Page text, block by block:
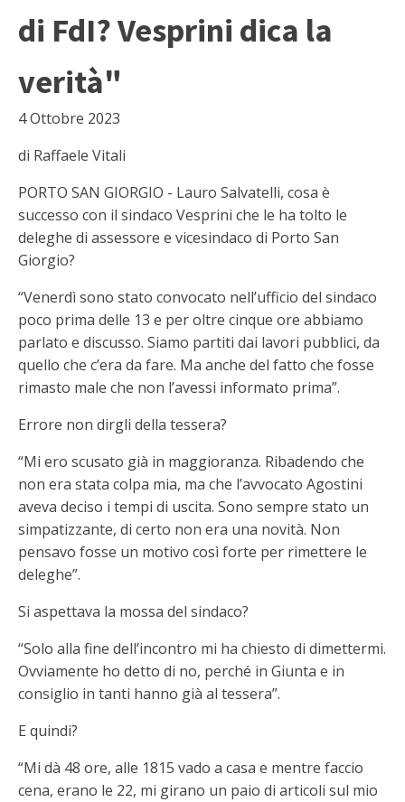
di FdI? Vesprini dica la
verità"
4 Ottobre 2023
di Raffaele Vitali
PORTO SAN GIORGIO - Lauro Salvatelli, cosa è
successo con il sindaco Vesprini che le ha tolto le
deleghe di assessore e vicesindaco di Porto San
Giorgio?
“Venerdì sono stato convocato nell’ufficio del sindaco
poco prima delle 13 e per oltre cinque ore abbiamo
parlato e discusso. Siamo partiti dai lavori pubblici, da
quello che c’era da fare. Ma anche del fatto che fosse
rimasto male che non l’avessi informato prima”.
Errore non dirgli della tessera?
“Mi ero scusato già in maggioranza. Ribadendo che
non era stata colpa mia, ma che l’avvocato Agostini
aveva deciso i tempi di uscita. Sono sempre stato un
simpatizzante, di certo non era una novità. Non
pensavo fosse un motivo così forte per rimettere le
deleghe”.
Si aspettava la mossa del sindaco?
“Solo alla fine dell’incontro mi ha chiesto di dimettermi.
Ovviamente ho detto di no, perché in Giunta e in
consiglio in tanti hanno già al tessera”.
E quindi?
“Mi dà 48 ore, alle 1815 vado a casa e mentre faccio
cena, erano le 22, mi girano un paio di articoli sul mio